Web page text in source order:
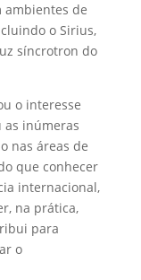
ambientes de
o Sirius,
síncrotron do
o interesse
as inúmeras
nas áreas de
que conhecer
internacional,
na prática,
para
o